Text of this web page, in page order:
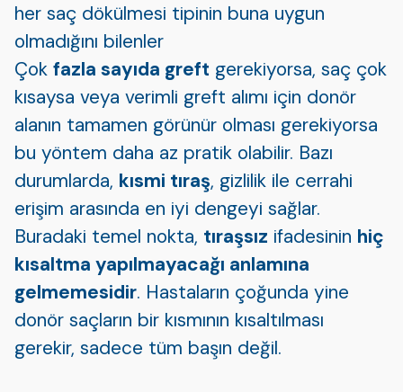
her saç dökülmesi tipinin buna uygun
olmadığını bilenler
Çok fazla sayıda greft gerekiyorsa, saç çok
kısaysa veya verimli greft alımı için donör
alanın tamamen görünür olması gerekiyorsa
bu yöntem daha az pratik olabilir. Bazı
durumlarda, kısmi tıraş, gizlilik ile cerrahi
erişim arasında en iyi dengeyi sağlar.
Buradaki temel nokta, tıraşsız ifadesinin hiç
kısaltma yapılmayacağı anlamına
gelmemesidir. Hastaların çoğunda yine
donör saçların bir kısmının kısaltılması
gerekir, sadece tüm başın değil.